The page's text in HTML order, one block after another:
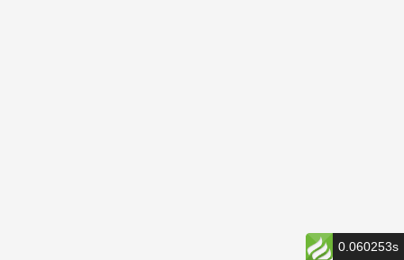
0.060253s